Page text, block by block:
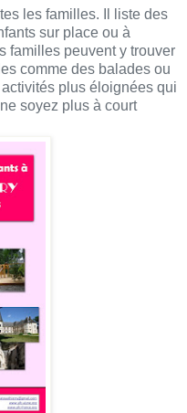
les familles. Il liste des
sur place ou à
familles peuvent y trouver
comme des balades ou
plus éloignées qui
soyez plus à court